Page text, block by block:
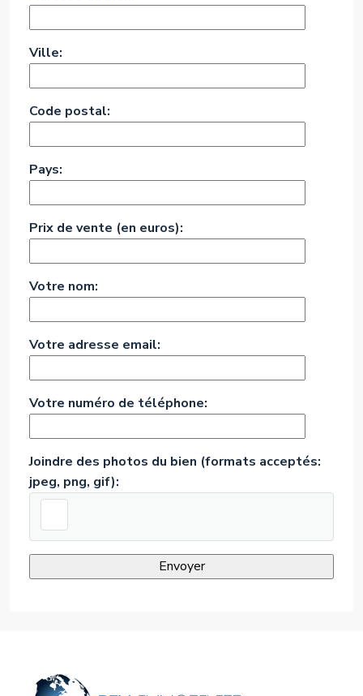
Ville:
Code postal:
Pays:
Prix de vente (en euros):
Votre nom:
Votre adresse email:
Votre numéro de téléphone:
Joindre des photos du bien (formats acceptés:
jpeg, png, gif):